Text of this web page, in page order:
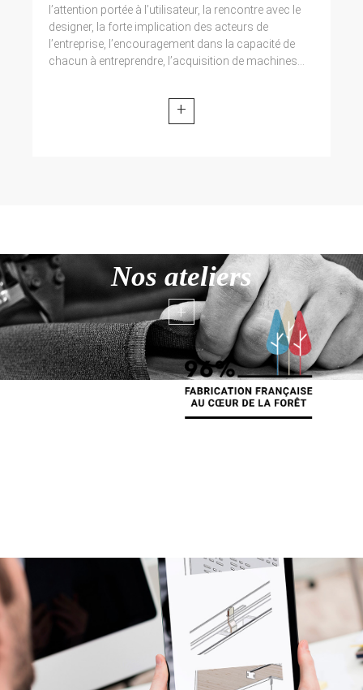
l’attention portée à l’utilisateur, la rencontre avec le
designer, la forte implication des acteurs de
l’entreprise, l’encouragement dans la capacité de
chacun à entreprendre, l’acquisition de machines...
+
Nos ateliers
+